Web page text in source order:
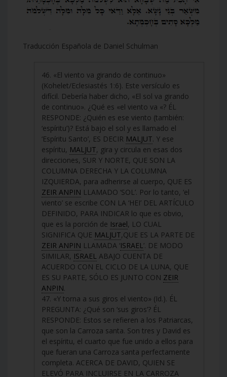
Traducción Española de Daniel Schulman
46. «El viento va girando de continuo»
(Kohelet/Eclesiastés 1:6). Este versículo es
difícil. Debería haber dicho, «El sol va girando
de continuo». ¿Qué es «el viento va «? ÉL
RESPONDE: ¿Quién es ese viento (también:
‘espíritu’)? Está bajo el sol y es llamado el
‘Espíritu Santo’, ES DECIR MALJUT. Y ese
espíritu, MALJUT, gira y circula en esas dos
direcciones, SUR Y NORTE, QUE SON LA
COLUMNA DERECHA Y LA COLUMNA
IZQUIERDA, para adherirse al cuerpo, QUE ES
ZEIR ANPIN LLAMADO ‘SOL’. Por lo tanto, ‘el
viento’ se escribe CON LA ‘HEI’ DEL ARTÍCULO
DEFINIDO, PARA INDICAR lo que es obvio,
que es la porción de Israel, LO CUAL
SIGNIFICA QUE MALJUT,QUE ES LA PARTE DE
ZEIR ANPIN LLAMADA ‘ISRAEL’. DE MODO
SIMILAR, ISRAEL ABAJO CUENTA DE
ACUERDO CON EL CICLO DE LA LUNA, QUE
ES SU PARTE, SÓLO ES JUNTO CON ZEIR
ANPIN.
47. «Y torna a sus giros el viento» (Id.). ÉL
PREGUNTA: ¿Qué son ‘sus giros’? ÉL
RESPONDE: Estos se refieren a los Patriarcas,
que son la Carroza santa. Son tres y David es
el espíritu, el cuarto que fue unido a ellos para
que fueran una Carroza santa perfectamente
completa. ACERCA DE DAVID, QUIEN SE
ELEVÓ PARA INCLUIRSE EN LA CARROZA